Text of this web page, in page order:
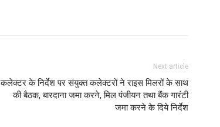
Next article
कलेक्टर के निर्देश पर संयुक्त कलेक्टरों ने राइस मिलरों के साथ
की बैठक, बारदाना जमा करने, मिल पंजीयन तथा बैंक गारंटी
जमा करने के दिये निर्देश